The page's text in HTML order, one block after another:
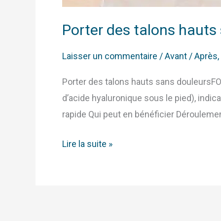
Porter des talons
Laisser un commentaire /Avant / Après,
Porter des talons hauts sans
d’acide hyaluronique sous le pied),
rapide Qui peut en bénéficier
Lire la suite »